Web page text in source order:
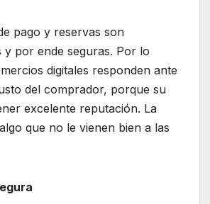
pago y reservas son
y por ende seguras. Por lo
digitales responden ante
del comprador, porque su
excelente reputación. La
que no le vienen bien a las